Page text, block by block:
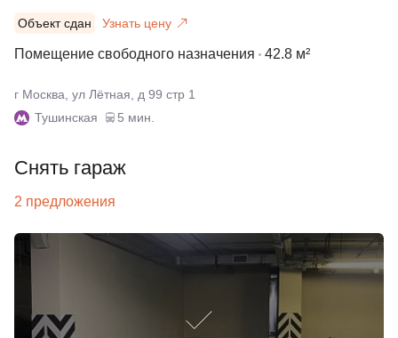
Объект сдан Узнать цену
Помещение свободного назначения 42.8 м²
г Москва, ул Лётная, д 99 стр 1
Тушинская
5 мин.
Снять гараж
2 предложения